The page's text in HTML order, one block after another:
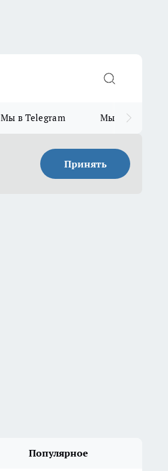
Мы в Telegram Мы в MAX
Принять
Популярное